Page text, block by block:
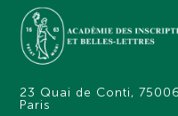
23 Quai de Conti, 75006
Paris